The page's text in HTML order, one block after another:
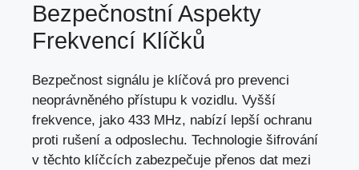
Bezpečnostní Aspekty
Frekvencí Klíčků
Bezpečnost signálu je klíčová pro prevenci
neoprávněného přístupu k vozidlu. Vyšší
frekvence, jako 433 MHz, nabízí lepší ochranu
proti rušení a odposlechu. Technologie šifrování
v těchto klíčcích zabezpečuje přenos dat mezi